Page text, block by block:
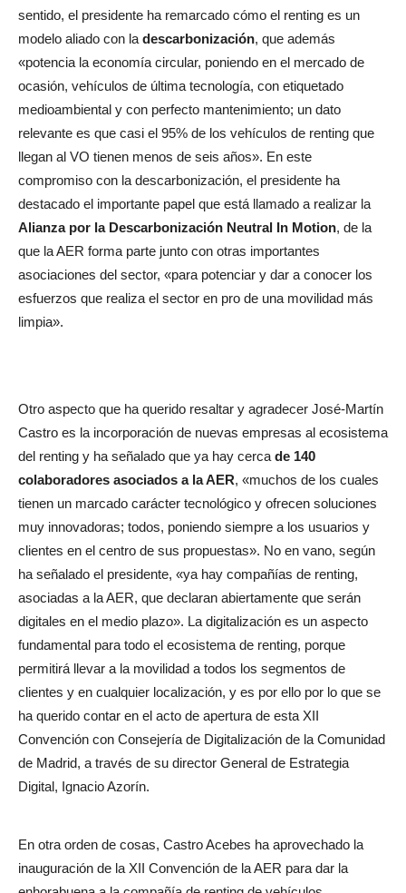
sentido, el presidente ha remarcado cómo el renting es un
modelo aliado con la descarbonización, que además
«potencia la economía circular, poniendo en el mercado de
ocasión, vehículos de última tecnología, con etiquetado
medioambiental y con perfecto mantenimiento; un dato
relevante es que casi el 95% de los vehículos de renting que
llegan al VO tienen menos de seis años». En este
compromiso con la descarbonización, el presidente ha
destacado el importante papel que está llamado a realizar la
Alianza por la Descarbonización Neutral In Motion, de la
que la AER forma parte junto con otras importantes
asociaciones del sector, «para potenciar y dar a conocer los
esfuerzos que realiza el sector en pro de una movilidad más
limpia».
Otro aspecto que ha querido resaltar y agradecer José-Martín
Castro es la incorporación de nuevas empresas al ecosistema
del renting y ha señalado que ya hay cerca de 140
colaboradores asociados a laAER, «muchos de los cuales
tienen un marcado carácter tecnológico y ofrecen soluciones
muy innovadoras; todos, poniendo siempre a los usuarios y
clientes en el centro de sus propuestas». No en vano, según
ha señalado el presidente, «ya hay compañías de renting,
asociadas a la AER, que declaran abiertamente que serán
digitales en el medio plazo». La digitalización es un aspecto
fundamental para todo el ecosistema de renting, porque
permitirá llevar a la movilidad a todos los segmentos de
clientes y en cualquier localización, y es por ello por lo que se
ha querido contar en el acto de apertura de esta XII
Convención con Consejería de Digitalización de la Comunidad
de Madrid, a través de su director General de Estrategia
Digital, Ignacio Azorín.
En otra orden de cosas, Castro Acebes ha aprovechado la
inauguración de la XII Convención de la AER para dar la